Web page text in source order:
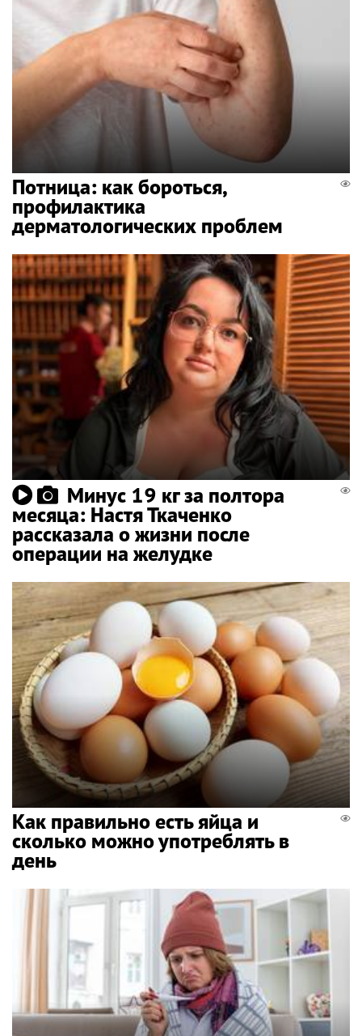
Потница: как бороться,
профилактика
дерматологических проблем
Минус 19 кг за полтора
месяца: Настя Ткаченко
рассказала о жизни после
операции на желудке
Как правильно есть яйца и
сколько можно употреблять в
день